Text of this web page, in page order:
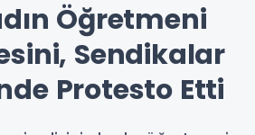
Öğretmeni
Sendikalar
Protesto Etti